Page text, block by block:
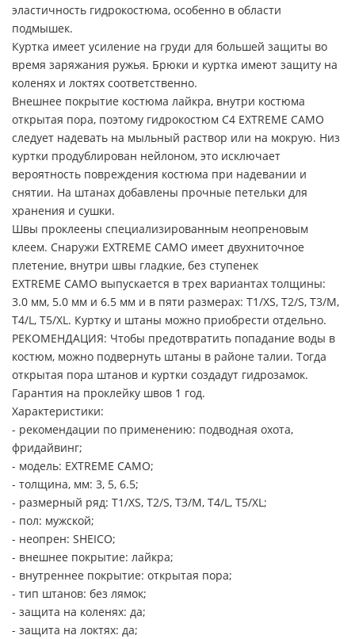
эластичность гидрокостюма, особенно в области
подмышек.
Куртка имеет усиление на груди для большей защиты во
время заряжания ружья. Брюки и куртка имеют защиту на
коленях и локтях соответственно.
Внешнее покрытие костюма лайкра, внутри костюма
открытая пора, поэтому гидрокостюм C4 EXTREME CAMO
следует надевать на мыльный раствор или на мокрую. Низ
куртки продублирован нейлоном, это исключает
вероятность повреждения костюма при надевании и
снятии. На штанах добавлены прочные петельки для
хранения и сушки.
Швы проклеены специализированным неопреновым
клеем. Снаружи EXTREME CAMO имеет двухниточное
плетение, внутри швы гладкие, без ступенек
EXTREME CAMO выпускается в трех вариантах толщины:
3.0 мм, 5.0 мм и 6.5 мм и в пяти размерах: Т1/XS, T2/S, T3/M,
T4/L, T5/XL. Куртку и штаны можно приобрести отдельно.
РЕКОМЕНДАЦИЯ: Чтобы предотвратить попадание воды в
костюм, можно подвернуть штаны в районе талии. Тогда
открытая пора штанов и куртки создадут гидрозамок.
Гарантия на проклейку швов 1 год.
Характеристики:
- рекомендации по применению: подводная охота,
фридайвинг;
- модель: EXTREME CAMO;
- толщина, мм: 3, 5, 6.5;
- размерный ряд: Т1/XS, T2/S, T3/M, T4/L, T5/XL;
- пол: мужской;
- неопрен: SHEICO;
- внешнее покрытие: лайкра;
- внутреннее покрытие: открытая пора;
- тип штанов: без лямок;
- защита на коленях: да;
- защита на локтях: да;